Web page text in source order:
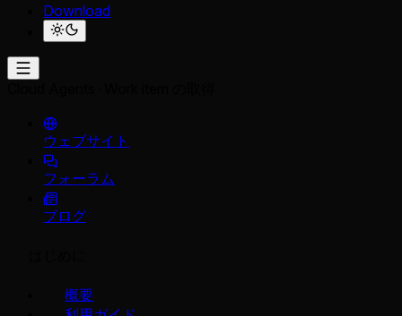
Download
ウェブサイト
フォーラム
ブログ
概要